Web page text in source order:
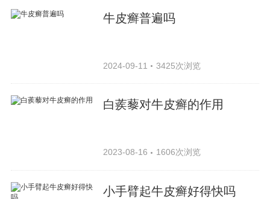
牛皮癣普遍吗
2024-09-11 3425次浏览
白蒺藜对牛皮癣的作用
2023-08-16 1606次浏览
小手臂起牛皮癣好得快吗